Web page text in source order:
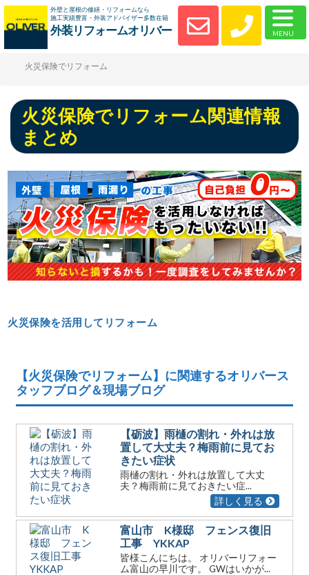
外壁と屋根の修繕・リフォームなら
施工実績豊富・外装アドバイザー多数在籍
外装リフォームオリバー
火災保険でリフォーム
火災保険でリフォーム関連情報
まとめ
火災保険を活用してリフォーム
【火災保険でリフォーム】に関連するオリバース
タッフブログ＆現場ブログ
【砺波】雨樋の割れ・外れは放
置して大丈夫？梅雨前に見てお
きたい症状
雨樋の割れ・外れは放置して大丈
夫？梅雨前に見ておきたい症...
詳しく見る
富山市 K様邸 フェンス復旧
工事 YKKAP
皆様こんにちは。 オリバーリフォー
ム富山の早川です。 GWはいかが...